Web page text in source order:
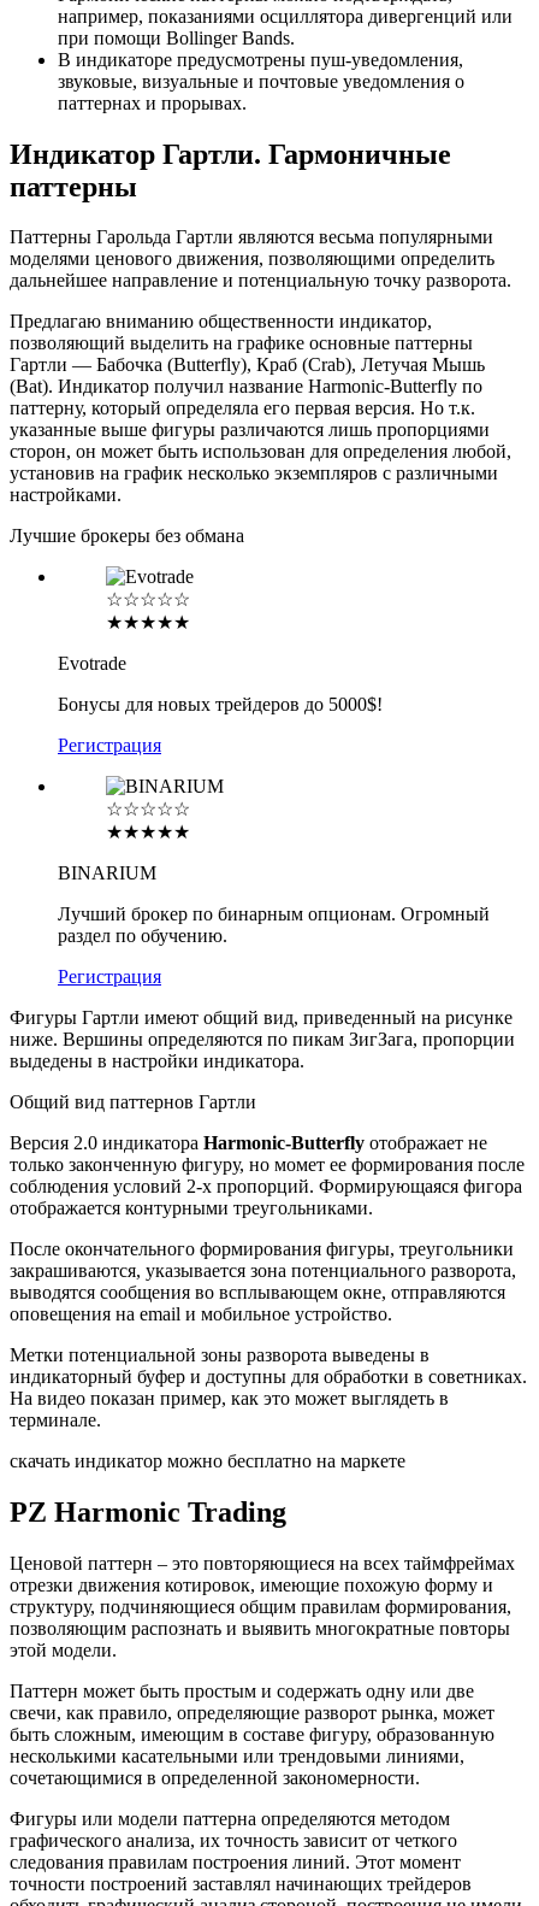
например, показаниями осциллятора дивергенций или
при помощи Bollinger Bands.
В индикаторе предусмотрены пуш-уведомления,
звуковые, визуальные и почтовые уведомления о
паттернах и прорывах.
Индикатор Гартли. Гармоничные
паттерны
Паттерны Гарольда Гартли являются весьма популярными
моделями ценового движения, позволяющими определить
дальнейшее направление и потенциальную точку разворота.
Предлагаю вниманию общественности индикатор,
позволяющий выделить на графике основные паттерны
Гартли — Бабочка (Butterfly), Краб (Crab), Летучая Мышь
(Bat). Индикатор получил название Harmonic-Butterfly по
паттерну, который определяла его первая версия. Но т.к.
указанные выше фигуры различаются лишь пропорциями
сторон, он может быть использован для определения любой,
установив на график несколько экземпляров с различными
настройками.
Лучшие брокеры без обмана
☆☆☆☆☆
★★★★★
Evotrade
Бонусы для новых трейдеров до 5000$!
Регистрация
☆☆☆☆☆
★★★★★
BINARIUM
Лучший брокер по бинарным опционам. Огромный
раздел по обучению.
Регистрация
Фигуры Гартли имеют общий вид, приведенный на рисунке
ниже. Вершины определяются по пикам ЗигЗага, пропорции
выдедены в настройки индикатора.
Общий вид паттернов Гартли
Версия 2.0 индикатора Harmonic-Butterfly отображает не
только законченную фигуру, но момет ее формирования после
соблюдения условий 2-х пропорций. Формирующаяся фигора
отображается контурными треугольниками.
После окончательного формирования фигуры, треугольники
закрашиваются, указывается зона потенциального разворота,
выводятся сообщения во всплывающем окне, отправляются
оповещения на email и мобильное устройство.
Метки потенциальной зоны разворота выведены в
индикаторный буфер и доступны для обработки в советниках.
На видео показан пример, как это может выглядеть в
терминале.
скачать индикатор можно бесплатно на маркете
PZ Harmonic Trading
Ценовой паттерн – это повторяющиеся на всех таймфреймах
отрезки движения котировок, имеющие похожую форму и
структуру, подчиняющиеся общим правилам формирования,
позволяющим распознать и выявить многократные повторы
этой модели.
Паттерн может быть простым и содержать одну или две
свечи, как правило, определяющие разворот рынка, может
быть сложным, имеющим в составе фигуру, образованную
несколькими касательными или трендовыми линиями,
сочетающимися в определенной закономерности.
Фигуры или модели паттерна определяются методом
графического анализа, их точность зависит от четкого
следования правилам построения линий. Этот момент
точности построений заставлял начинающих трейдеров